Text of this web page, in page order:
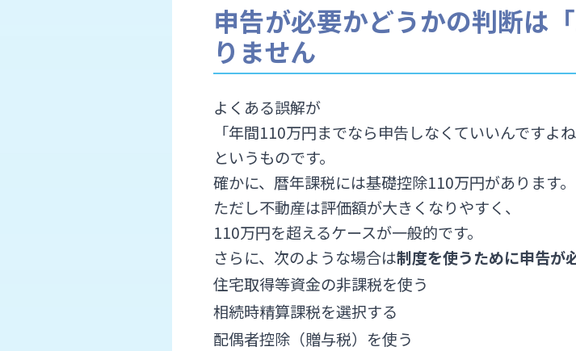
申告が必要かどうかの判断は
りません
よくある誤解が
「年間110万円までなら申告しなくていいんですよね
というものです。
確かに、暦年課税には基礎控除110万円があります。
ただし不動産は評価額が大きくなりやすく、
110万円を超えるケースが一般的です。
さらに、次のような場合は制度を使うために申告が
住宅取得等資金の非課税を使う
相続時精算課税を選択する
配偶者控除（贈与税）を使う